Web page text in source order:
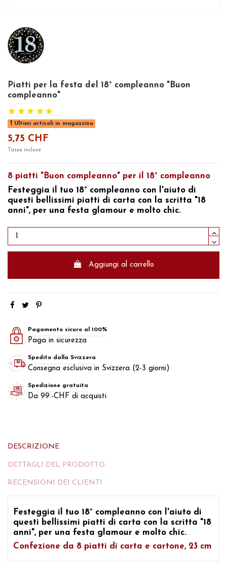
Piatti per la festa del 18° compleanno "Buon
compleanno"
Ultimi articoli in magazzino
5,75 CHF
Tasse incluse
8 piatti "Buon compleanno" per il 18° compleanno
Festeggia il tuo 18° compleanno con l'aiuto di
questi bellissimi piatti di carta con la scritta "18
anni", per una festa glamour e molto chic.
Aggiungi al carrello
Pagamento sicuro al 100%
Paga in sicurezza
Spedito dalla Svizzera
Consegna esclusiva in Svizzera (2-3 giorni)
Spedizione gratuita
Da 99.-CHF di acquisti
DESCRIZIONE
DETTAGLI DEL PRODOTTO
RECENSIONI DEI CLIENTI
Festeggia il tuo 18° compleanno con l'aiuto di
questi bellissimi piatti di carta con la scritta "18
anni", per una festa glamour e molto chic.
Confezione da 8 piatti di carta e cartone, 23 cm